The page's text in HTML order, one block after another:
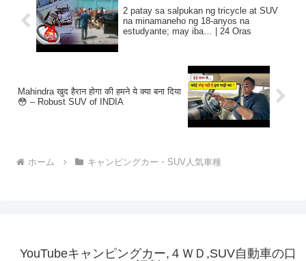
2 patay sa salpukan ng tricycle at SUV
na minamaneho ng 18-anyos na
estudyante; may iba… | 24 Oras
Mahindra खुद हैरान होगा की हमने ये क्या बना दिया
😳 – Robust SUV of INDIA
ホーム キャンピングカー・SUV人気車種
YouTubeキャンピングカー,４ＷＤ,SUV自動車の口